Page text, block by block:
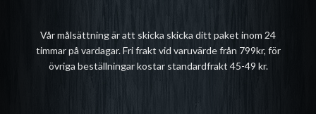
Vår målsättning är att skicka skicka ditt paket inom 24
timmar på vardagar. Fri frakt vid varuvärde från 799kr, för
övriga beställningar kostar standardfrakt 45-49 kr.